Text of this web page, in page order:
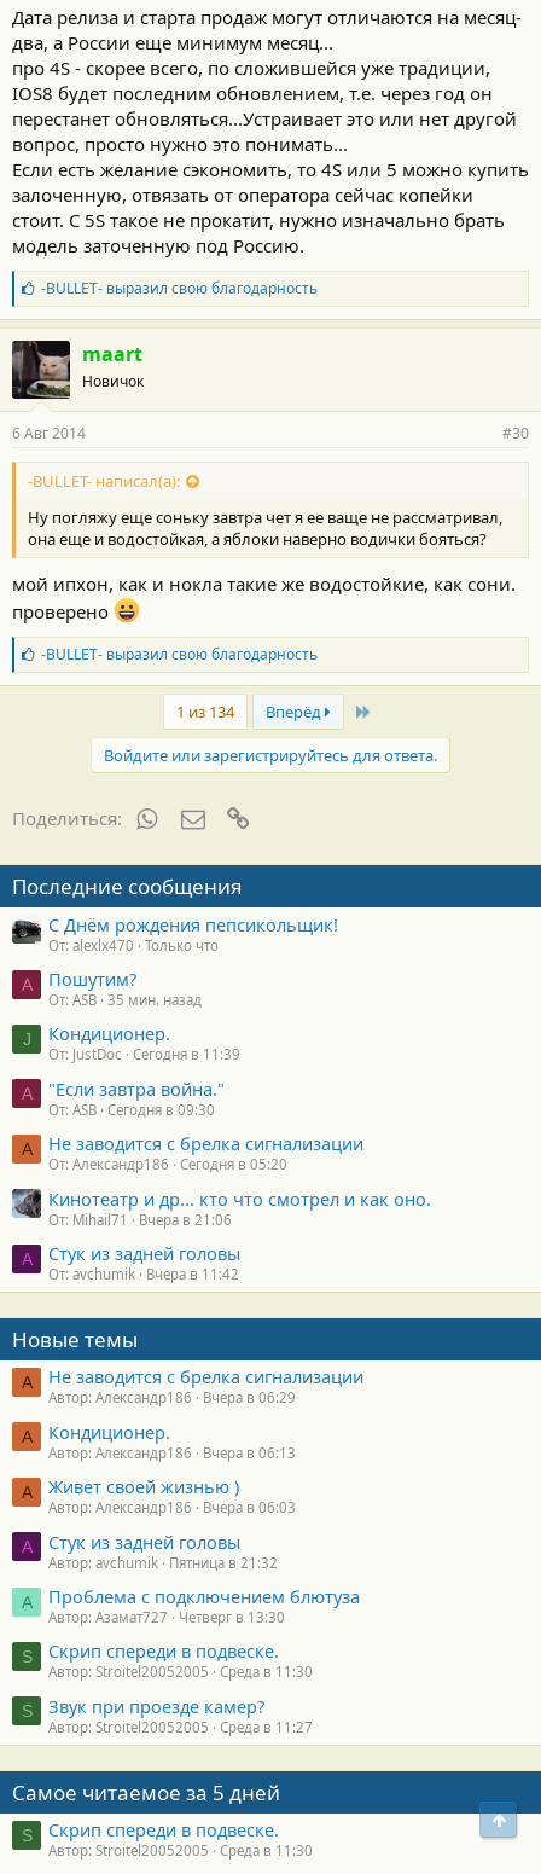
с
т
и
Дата релиза и старта продаж могут отличаются на месяц-
два, а России еще минимум месяц...
про 4S - скорее всего, по сложившейся уже традиции,
IOS8 будет последним обновлением, т.е. через год он
перестанет обновляться...Устраивает это или нет другой
вопрос, просто нужно это понимать...
Если есть желание сэкономить, то 4S или 5 можно купить
залоченную, отвязать от оператора сейчас копейки
стоит. С 5S такое не прокатит, нужно изначально брать
модель заточенную под Россию.
Б
л
а
г
о
д
а
н
о
с
и
:
-BULLET-выразил свою благодарность
maart
Новичок
6 Авг 2014 #30
-BULLET- написал(а):
Ну погляжу еще соньку завтра чет я ее ваще не рассматривал,
она еще и водостойкая, а яблоки наверно водички бояться?
мой ипхон, как и нокла такие же водостойкие, как сони.
проверено
Б
л
а
о
т
и
:
-BULLET-выразил свою благодарность
1 из 134 Вперёд Last
Войдите или зарегистрируйтесь для ответа.
Поделиться: WhatsAppЭлектронная почта
Последние сообщения
С Днём рождения пепсикольщик!
От: alexlx470 Только что
A Пошутим?
От: ASB 35 мин. назад
J Кондиционер.
От: JustDoc Сегодня в 11:39
A "Если завтра война."
От: ASB Сегодня в 09:30
А Не заводится с брелка сигнализации
От: Александр186 Сегодня в 05:20
Кинотеатр и др... кто что смотрел и как оно.
От: Mihail71 Вчера в 21:06
A Стук из задней головы
От: avchumik Вчера в 11:42
Новые темы
А Не заводится с брелка сигнализации
Автор: Александр186 Вчера в 06:29
А Кондиционер.
Автор: Александр186 Вчера в 06:13
А Живет своей жизнью )
Автор: Александр186 Вчера в 06:03
A Стук из задней головы
Автор: avchumik Пятница в 21:32
А Проблема с подключением блютуза
Автор: Азамат727 Четверг в 13:30
S Скрип спереди в подвеске.
Автор: Stroitel20052005 Среда в 11:30
S Звук при проезде камер?
Автор: Stroitel20052005 Среда в 11:27
Самое читаемое за 5 дней
S Скрип спереди в подвеске.
Автор: Stroitel20052005 Среда в 11:30